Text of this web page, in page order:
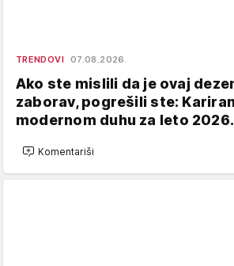
TRENDOVI 07.08.2026.
Ako ste mislili da je ovaj
zaborav, pogrešili ste:
modernom duhu za leto 2026.
Komentariši